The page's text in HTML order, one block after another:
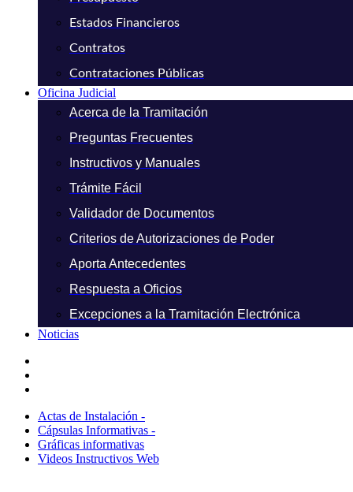
Estados Financieros
Contratos
Contrataciones Públicas
Oficina Judicial
Acerca de la Tramitación
Preguntas Frecuentes
Instructivos y Manuales
Trámite Fácil
Validador de Documentos
Criterios de Autorizaciones de Poder
Aporta Antecedentes
Respuesta a Oficios
Excepciones a la Tramitación Electrónica
Noticias
Actas de Instalación -
Cápsulas Informativas -
Gráficas informativas
Videos Instructivos Web